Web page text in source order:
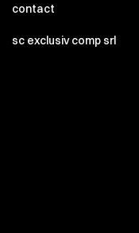
contact
sc exclusiv comp srl